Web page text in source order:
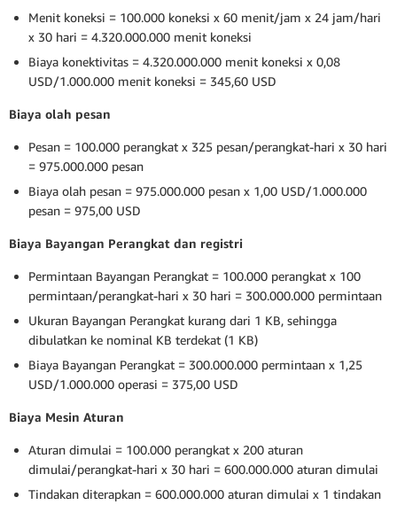
Menit koneksi = 100.000 koneksi x 60 menit/jam x 24 jam/hari
x 30 hari = 4.320.000.000 menit koneksi
Biaya konektivitas = 4.320.000.000 menit koneksi x 0,08
USD/1.000.000 menit koneksi = 345,60 USD
Biaya olah pesan
Pesan = 100.000 perangkat x 325 pesan/perangkat-hari x 30 hari
= 975.000.000 pesan
Biaya olah pesan = 975.000.000 pesan x 1,00 USD/1.000.000
pesan = 975,00 USD
Biaya Bayangan Perangkat dan registri
Permintaan Bayangan Perangkat = 100.000 perangkat x 100
permintaan/perangkat-hari x 30 hari = 300.000.000 permintaan
Ukuran Bayangan Perangkat kurang dari 1 KB, sehingga
dibulatkan ke nominal KB terdekat (1 KB)
Biaya Bayangan Perangkat = 300.000.000 permintaan x 1,25
USD/1.000.000 operasi = 375,00 USD
Biaya Mesin Aturan
Aturan dimulai = 100.000 perangkat x 200 aturan
dimulai/perangkat-hari x 30 hari = 600.000.000 aturan dimulai
Tindakan diterapkan = 600.000.000 aturan dimulai x 1 tindakan